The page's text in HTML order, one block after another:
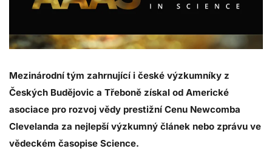
Mezinárodní tým zahrnující i české výzkumníky z
Českých Budějovic a Třeboně získal od Americké
asociace pro rozvoj vědy prestižní Cenu Newcomba
Clevelanda za nejlepší výzkumný článek nebo zprávu ve
vědeckém časopise Science.